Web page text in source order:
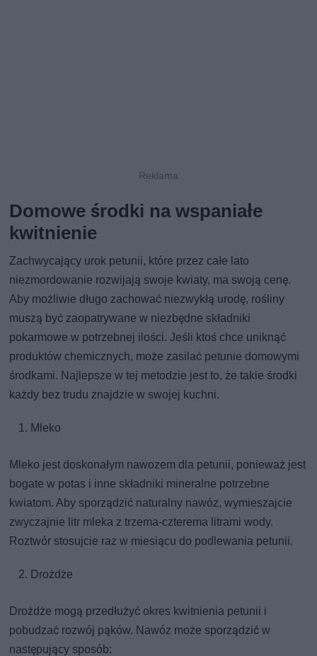
Domowe środki na wspaniałe
kwitnienie
Zachwycający urok petunii, które przez całe lato
niezmordowanie rozwijają swoje kwiaty, ma swoją cenę.
Aby możliwie długo zachować niezwykłą urodę, rośliny
muszą być zaopatrywane w niezbędne składniki
pokarmowe w potrzebnej ilości. Jeśli ktoś chce uniknąć
produktów chemicznych, może zasilać petunie domowymi
środkami. Najlepsze w tej metodzie jest to, że takie środki
każdy bez trudu znajdzie w swojej kuchni.
Mleko
Mleko jest doskonałym nawozem dla petunii, ponieważ jest
bogate w potas i inne składniki mineralne potrzebne
kwiatom. Aby sporządzić naturalny nawóz, wymieszajcie
zwyczajnie litr mleka z trzema-czterema litrami wody.
Roztwór stosujcie raz w miesiącu do podlewania petunii.
Drożdże
Drożdże mogą przedłużyć okres kwitnienia petunii i
pobudzać rozwój pąków. Nawóz może sporządzić w
następujący sposób: